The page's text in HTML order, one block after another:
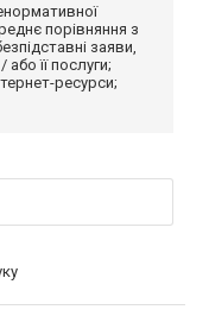
порівняння з
заяви,
її послуги;
ресурси;